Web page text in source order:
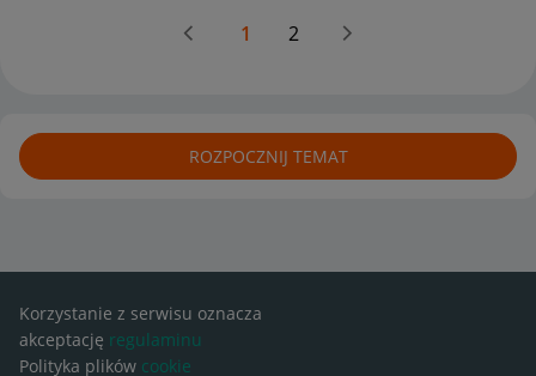
1 2
ROZPOCZNIJ TEMAT
Korzystanie z serwisu oznacza
akceptację regulaminu
Polityka plików cookie